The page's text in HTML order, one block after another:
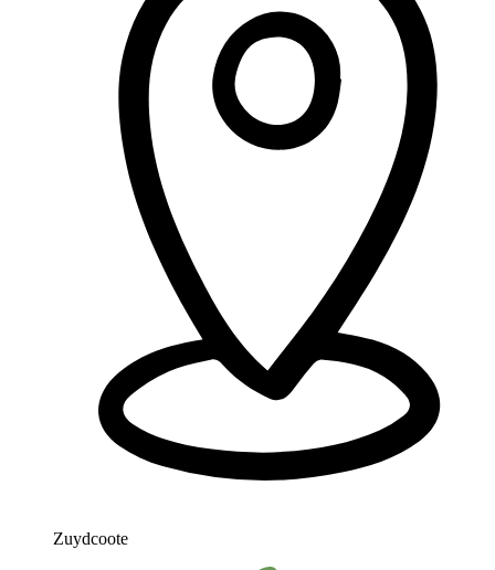
Zuydcoote